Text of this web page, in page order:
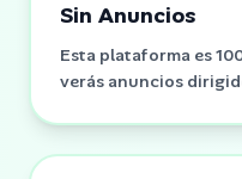
Sin Anuncios
Esta plataforma es
verás anuncios